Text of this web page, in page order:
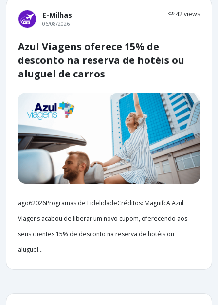
E-Milhas 42 views
06/08/2026
Azul Viagens oferece 15% de
desconto na reserva de hotéis ou
aluguel de carros
ago62026Programas de FidelidadeCréditos: MagnifcA Azul
Viagens acabou de liberar um novo cupom, oferecendo aos
seus clientes 15% de desconto na reserva de hotéis ou
aluguel...